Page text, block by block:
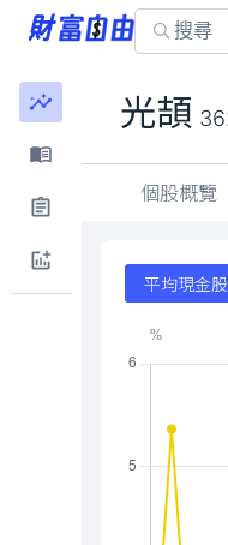
光頡
個股概覽
平均現金